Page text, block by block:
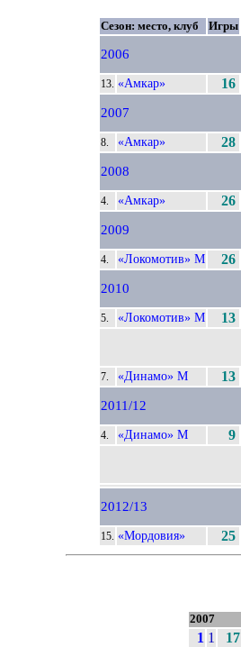
Сезон: место, клуб Игры
2006
13. «Амкар» 16
2007
8. «Амкар» 28
2008
4. «Амкар» 26
2009
4. «Локомотив» М 26
2010
5. «Локомотив» М 13
7. «Динамо» М 13
2011/12
4. «Динамо» М 9
2012/13
15. «Мордовия» 25
2007
1 1 17